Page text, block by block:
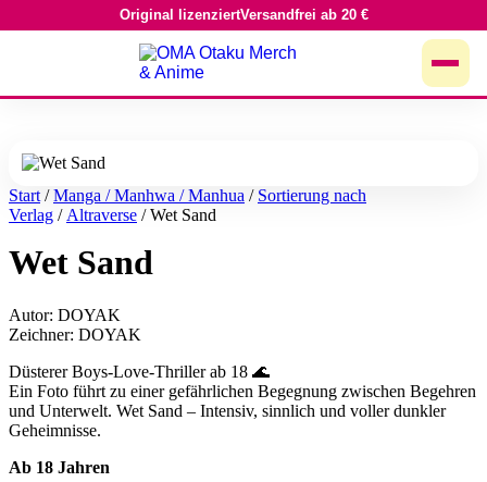
Inhalt
Original lizenziertVersandfrei ab 20 €
Start /Manga / Manhwa / Manhua / Sortierung nach
Verlag / Altraverse / Wet Sand
Wet Sand
Autor: DOYAK
Zeichner: DOYAK
Düsterer Boys-Love-Thriller ab 18 🌊
Ein Foto führt zu einer gefährlichen Begegnung zwischen Begehren
und Unterwelt. Wet Sand – Intensiv, sinnlich und voller dunkler
Geheimnisse.
Ab 18 Jahren